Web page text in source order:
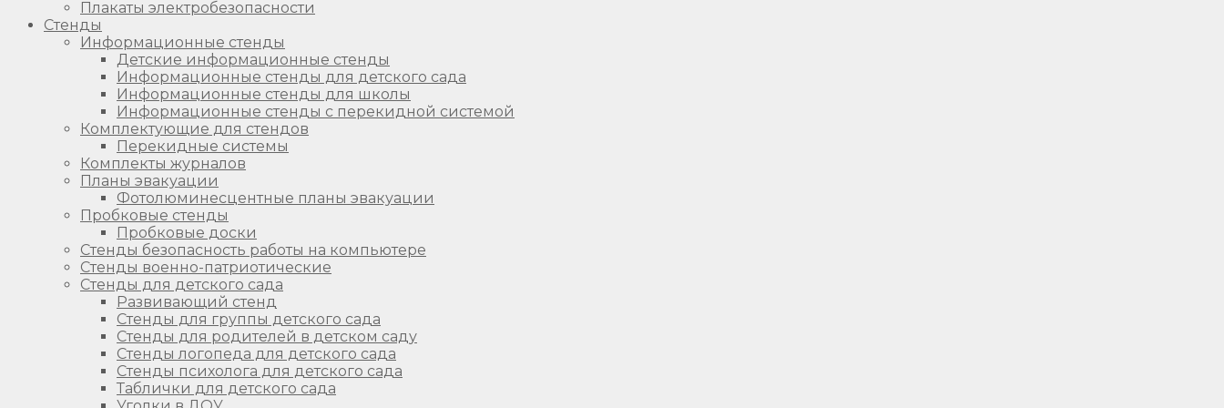
Плакаты электробезопасности
Стенды
Информационные стенды
Детские информационные стенды
Информационные стенды для детского сада
Информационные стенды для школы
Информационные стенды с перекидной системой
Комплектующие для стендов
Перекидные системы
Комплекты журналов
Планы эвакуации
Фотолюминесцентные планы эвакуации
Пробковые стенды
Пробковые доски
Стенды безопасность работы на компьютере
Стенды военно-патриотические
Стенды для детского сада
Развивающий стенд
Стенды для группы детского сада
Стенды для родителей в детском саду
Стенды логопеда для детского сада
Стенды психолога для детского сада
Таблички для детского сада